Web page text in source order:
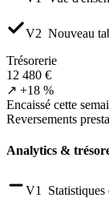
V2 Nouveau
Trésorerie
12 480 €
↗ +18 %
Encaissé cette
Reversements
Analytics &
V1 Statistiques